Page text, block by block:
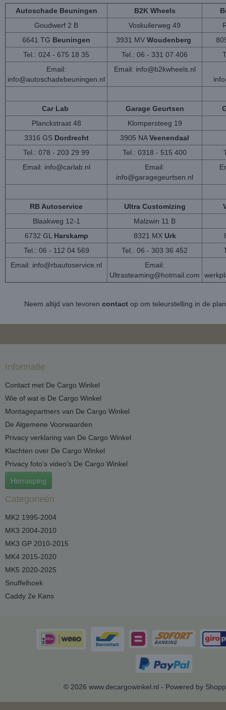
Autoschade Beuningen B2K Wheels
Goudwerf 2 B
Voskuilerweg 49
6641 TG Beuningen 3931 MV Woudenberg
Tel.: 024 - 675 18 35
Tel.: 06 - 331 07 406
Email:
info@autoschadebeuningen.nl
Email: info@b2kwheels.nl
Car Lab Garage Geurtsen
Planckstraat 48
Klompersteeg 19
3316 GS Dordrecht 3905 NAVeenendaal
Tel.: 078 - 203 29 99
Tel.: 0318 - 515 400
Email: info@carlab.nl
Email:
info@garagegeurtsen.nl
RB Autoservice Ultra Customizing
Blaakweg 12-1
Malzwin 11 B
6732 GL Harskamp 8321 MX Urk
Tel.: 06 - 112 04 569
Tel.: 06 - 303 36 452
Email: info@rbautoservice.nl
Email:
Ultrasteaming@hotmail.com
Neem altijd van tevoren contactop om teleurstelling in de
Informatie
Contact met De Cargo Winkel
Wie of wat is De Cargo Winkel
Montagepartners van De Cargo Winkel
De Algemene Voorwaarden
Privacy verklaring van De Cargo Winkel
Klachten over De Cargo Winkel
Privacy foto's video's De Cargo Winkel
Herroeping
Categorieën
MK2 1995-2004
MK3 2004-2010
MK3 GP 2010-2015
MK4 2015-2020
MK5 2020-2025
Snuffelhoek
Caddy 2e Kans
© 2026 www.decargowinkel.nl - Powered by